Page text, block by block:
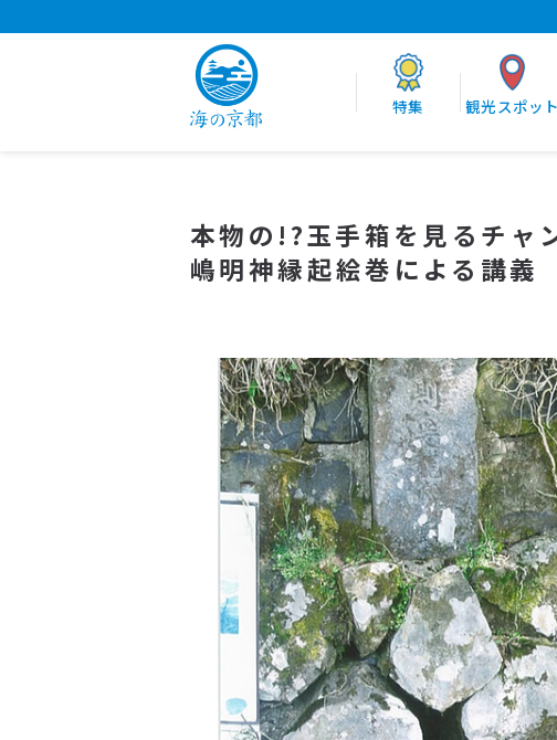
特集 観光スポット
本物の!?玉手箱を見るチャ
嶋明神縁起絵巻による講義